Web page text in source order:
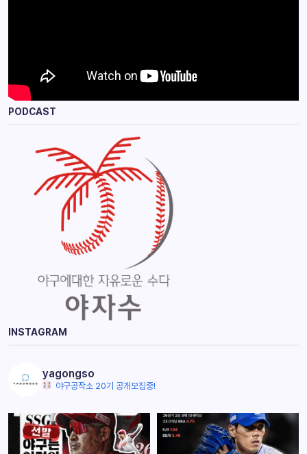
PODCAST
INSTAGRAM
yagongso
야구공작소 20기 공개모집중!